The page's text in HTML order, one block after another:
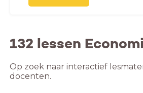
132 lessen
Op zoek naar interactief
docenten.